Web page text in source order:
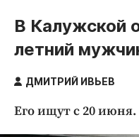
Новости
Статьи
Народные
В Калужской
летний
ДМИТРИЙ ИВЬЕВ
Его ищут с 20 июня.